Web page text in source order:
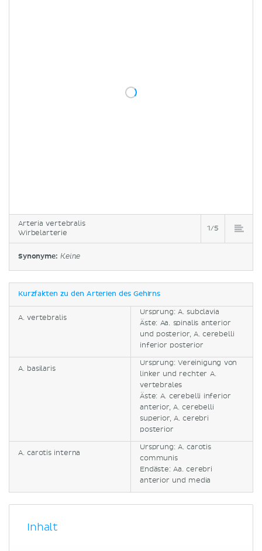
Arteria vertebralis
Wirbelarterie
1/5
Synonyme: Keine
Kurzfakten zu den Arterien des Gehirns
A. vertebralis
Ursprung: A. subclavia
Äste: Aa. spinalis anterior
und posterior, A. cerebelli
inferior posterior
A. basilaris
Ursprung: Vereinigung von
linker und rechter A.
vertebrales
Äste: A. cerebelli inferior
anterior, A. cerebelli
superior, A. cerebri
posterior
A. carotis interna
Ursprung: A. carotis
communis
Endäste: Aa. cerebri
anterior und media
Inhalt